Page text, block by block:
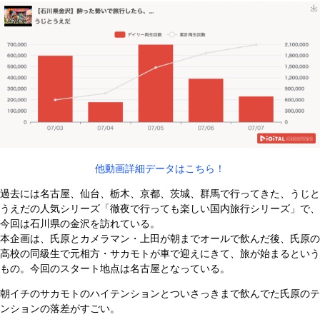
他動画詳細データはこちら！
過去には名古屋、仙台、栃木、京都、茨城、群馬で行ってきた、うじと
うえだの人気シリーズ「徹夜で行っても楽しい国内旅行シリーズ」で、
今回は石川県の金沢を訪れている。
本企画は、氏原とカメラマン・上田が朝までオールで飲んだ後、氏原の
高校の同級生で元相方・サカモトが車で迎えにきて、旅が始まるという
もの。今回のスタート地点は名古屋となっている。
朝イチのサカモトのハイテンションとついさっきまで飲んでた氏原のテ
ンションの落差がすごい。